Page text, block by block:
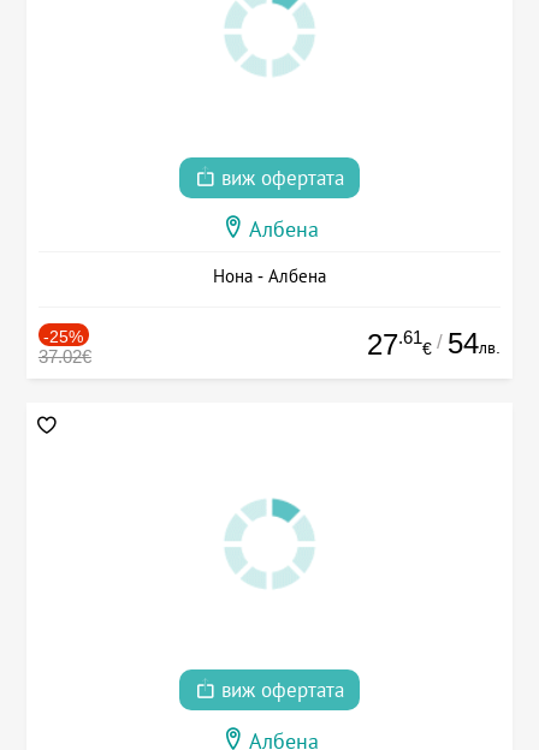
виж офертата
Албена
Нона - Албена
-25%
37.02€ 27.61
€ / 54лв.
виж офертата
Албена